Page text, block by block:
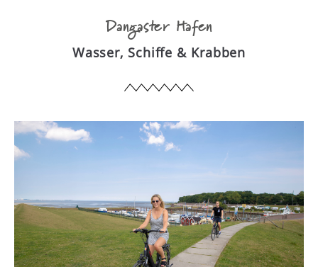
Dangaster Hafen
Wasser, Schiffe & Krabben